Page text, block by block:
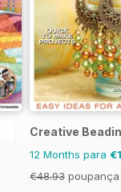
Creative
12 Months para
€48.93 poupança